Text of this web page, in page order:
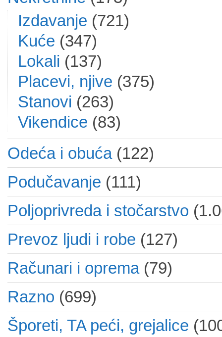
Izdavanje (721)
Kuće (347)
Lokali (137)
Placevi, njive (375)
Stanovi (263)
Vikendice (83)
Odeća i obuća(122)
Podučavanje (111)
Poljoprivreda i stočarstvo
Prevoz ljudi i robe (127)
Računari i oprema(79)
Razno (699)
Šporeti, TA peći, grejalice